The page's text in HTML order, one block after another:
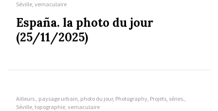
Séville, vernaculaire
España. la photo du jour
(25/11/2025)
Ailleurs., paysage urbain, photo du jour, Photography, Projets, séries.,
Séville, topographie, vernaculaire